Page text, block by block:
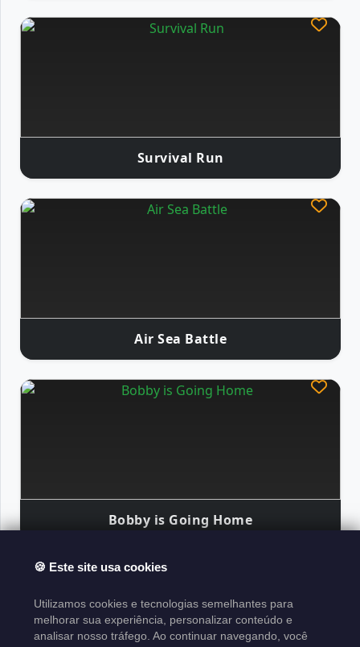
Survival Run
Air Sea Battle
Bobby is Going Home
Sobre o Projeto Aviso Legal
Política de
Direitos Autorais
Termos de Uso Sitemap XML
🍪 Este site usa cookies
Utilizamos cookies e tecnologias semelhantes para
melhorar sua experiência, personalizar conteúdo e
analisar nosso tráfego. Ao continuar navegando, você